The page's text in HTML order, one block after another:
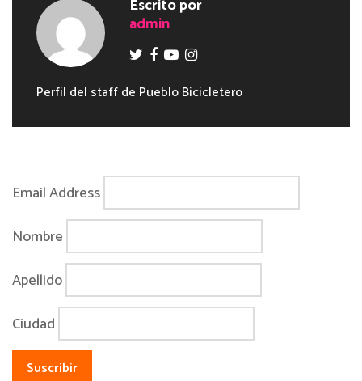
Escrito por
admin
Perfil del staff de Pueblo Bicicletero
Email Address
Nombre
Apellido
Ciudad